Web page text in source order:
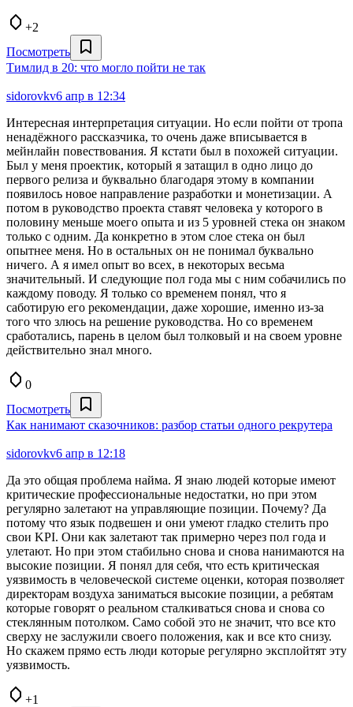
+2
Посмотреть
Тимлид в 20: что могло пойти не так
sidorovkv6 апр в 12:34
Интересная интерпретация ситуации. Но если пойти от тропа
ненадёжного рассказчика, то очень даже вписывается в
мейнлайн повествования. Я кстати был в похожей ситуации.
Был у меня проектик, который я затащил в одно лицо до
первого релиза и буквально благодаря этому в компании
появилось новое направление разработки и монетизации. А
потом в руководство проекта ставят человека у которого в
половину меньше моего опыта и из 5 уровней стека он знаком
только с одним. Да конкретно в этом слое стека он был
опытнее меня. Но в остальных он не понимал буквально
ничего. А я имел опыт во всех, в некоторых весьма
значительный. И следующие пол года мы с ним собачились по
каждому поводу. Я только со временем понял, что я
саботирую его рекомендации, даже хорошие, именно из-за
того что злюсь на решение руководства. Но со временем
сработались, парень в целом был толковый и на своем уровне
действительно знал много.
0
Посмотреть
Как нанимают сказочников: разбор статьи одного рекрутера
sidorovkv6 апр в 12:18
Да это общая проблема найма. Я знаю людей которые имеют
критические профессиональные недостатки, но при этом
регулярно залетают на управляющие позиции. Почему? Да
потому что язык подвешен и они умеют гладко стелить про
свои KPI. Они как залетают так примерно через пол года и
улетают. Но при этом стабильно снова и снова нанимаются на
высокие позиции. Я понял для себя, что есть критическая
уязвимость в человеческой системе оценки, которая позволяет
директорам воздуха заниматься высокие позиции, а ребятам
которые говорят о реальном сталкиваться снова и снова со
стеклянным потолком. Само собой это не значит, что все кто
сверху не заслужили своего положения, как и все кто снизу.
Но скажем прямо есть люди которые регулярно эксплойтят эту
уязвимость.
+1